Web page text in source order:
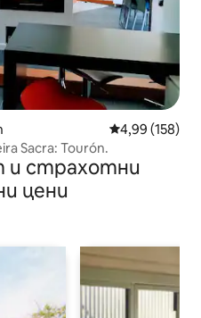
Средна
4,99 (158)
Sacra: Tourón.
страхотни
цени